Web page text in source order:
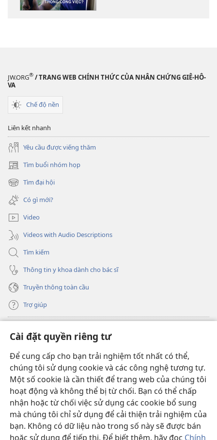
Cài đặt quyền riêng tư
Để cung cấp cho bạn trải nghiệm tốt nhất có thể,
chúng tôi sử dụng cookie và các công nghệ tương tự.
Một số cookie là cần thiết để trang web của chúng tôi
hoạt động và không thể bị từ chối. Bạn có thể chấp
nhận hoặc từ chối việc sử dụng các cookie bổ sung
mà chúng tôi chỉ sử dụng để cải thiện trải nghiệm của
bạn. Không có dữ liệu nào trong số này sẽ được bán
hoặc sử dụng để tiếp thị. Để biết thêm, hãy đọc Chính
Làm
JW.ORG® / TRANG WEB CHÍNH THỨC CỦA NHÂN CHỨNG GIÊ-HÔ-
VA
Chế độ nền
Liên kết nhanh
Yêu cầu được viếng thăm
Tìm buổi nhóm họp
(mở
cửa
sổ
mới)
Tìm đại hội
(mở
cửa
sổ
mới)
Có gì mới?
Video
Videos with Audio Descriptions
Tìm kiếm
Thông tin y khoa dành cho bác sĩ
Truyền thông toàn cầu
Trợ giúp
(mở
cửa
sổ
mới)
THƯ VIỆN TRỰC TUYẾN Tháp Canh
(mở
cửa
sổ
mới)
JW Hub ®
(mở
cửa
sổ
mới)
JW Library
Thư viện Tháp Canh